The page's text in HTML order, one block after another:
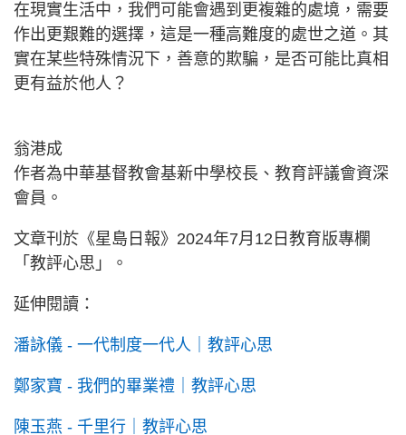
在現實生活中，我們可能會遇到更複雜的處境，需要
作出更艱難的選擇，這是一種高難度的處世之道。其
實在某些特殊情況下，善意的欺騙，是否可能比真相
更有益於他人？
翁港成
作者為中華基督教會基新中學校長、教育評議會資深
會員。
文章刊於《星島日報》2024年7月12日教育版專欄
「教評心思」。
延伸閱讀：
潘詠儀 - 一代制度一代人｜教評心思
鄭家寶 - 我們的畢業禮｜教評心思
陳玉燕 - 千里行｜教評心思